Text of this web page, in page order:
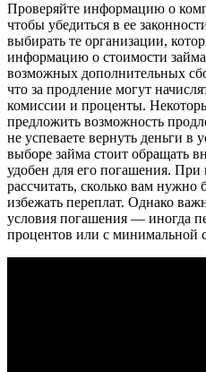
Проверяйте информацию о
чтобы убедиться в ее
выбирать те организации,
информацию о стоимости
возможных дополнительных
что за продление могут
комиссии и проценты.
предложить возможность
не успеваете вернуть деньги в
выборе займа стоит обращать
удобен для его погашения.
рассчитать, сколько вам нужно
избежать переплат. Однако
условия погашения — иногда
процентов или с минимальной